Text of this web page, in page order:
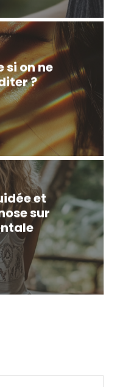
si on ne
?
et
sur